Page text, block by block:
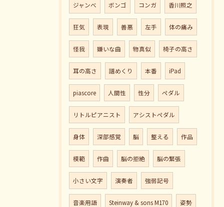
ジャンべ ボンゴ コンガ 香川照之
狂気 表現 善悪 左手 体の痛み
怪我 嫌いな曲 物真似 椅子の高さ
耳の高さ 譜めくり 本番 iPad
piascore 人間性 性分 ペダル
リトルピアニスト アシストペダル
身体 深部感覚 脳 整える 作品
模範 作曲 脳の拒絶 脳の緊張
小さい文字 演奏者 強弱記号
音楽用語 Steinway & sons M170 姿勢